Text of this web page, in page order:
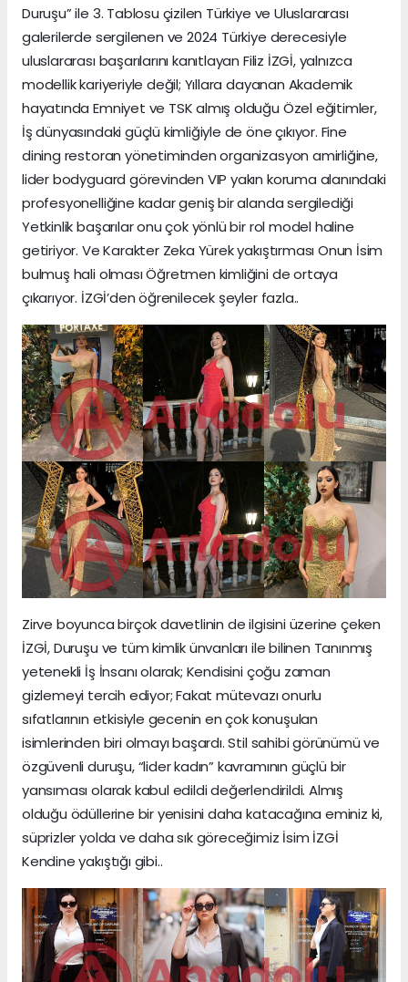
Duruşu” ile 3. Tablosu çizilen Türkiye ve Uluslararası
galerilerde sergilenen ve 2024 Türkiye derecesiyle
uluslararası başarılarını kanıtlayan Filiz İZGİ, yalnızca
modellik kariyeriyle değil; Yıllara dayanan Akademik
hayatında Emniyet ve TSK almış olduğu Özel eğitimler,
İş dünyasındaki güçlü kimliğiyle de öne çıkıyor. Fine
dining restoran yönetiminden organizasyon amirliğine,
lider bodyguard görevinden VIP yakın koruma alanındaki
profesyonelliğine kadar geniş bir alanda sergilediği
Yetkinlik başarılar onu çok yönlü bir rol model haline
getiriyor. Ve Karakter Zeka Yürek yakıştırması Onun İsim
bulmuş hali olması Öğretmen kimliğini de ortaya
çıkarıyor. İZGİ’den öğrenilecek şeyler fazla..
Zirve boyunca birçok davetlinin de ilgisini üzerine çeken
İZGİ, Duruşu ve tüm kimlik ünvanları ile bilinen Tanınmış
yetenekli İş İnsanı olarak; Kendisini çoğu zaman
gizlemeyi tercih ediyor; Fakat mütevazı onurlu
sıfatlarının etkisiyle gecenin en çok konuşulan
isimlerinden biri olmayı başardı. Stil sahibi görünümü ve
özgüvenli duruşu, “lider kadın” kavramının güçlü bir
yansıması olarak kabul edildi değerlendirildi. Almış
olduğu ödüllerine bir yenisini daha katacağına eminiz ki,
süprizler yolda ve daha sık göreceğimiz İsim İZGİ
Kendine yakıştığı gibi..